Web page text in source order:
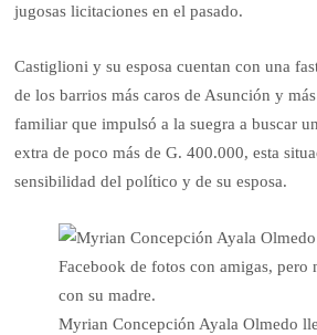
jugosas lici­taciones en el pasado.
Castiglioni y su esposa cuen­tan con una
de los barrios más caros de Asunción y
familiar que impulsó a la suegra a buscar
extra de poco más de G. 400.000, esta
sensibilidad del político y de su esposa.
Myrian Concepción Ayala Olmedo